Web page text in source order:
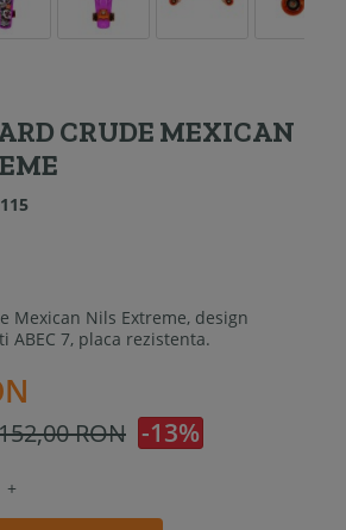
CRUDE MEXICAN
Mexican Nils Extreme, design
7, placa rezistenta.
RON -13%
+